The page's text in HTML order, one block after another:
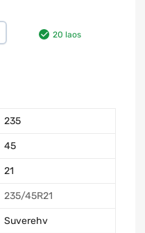
20 laos
235
45
21
235/45R21
Suverehv